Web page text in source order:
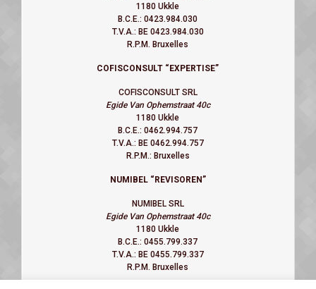
1180 Ukkle
B.C.E.: 0423.984.030
T.V.A.: BE 0423.984.030
R.P.M. Bruxelles
COFISCONSULT “EXPERTISE”
COFISCONSULT SRL
Egide Van Ophemstraat 40c
1180 Ukkle
B.C.E.: 0462.994.757
T.V.A.: BE 0462.994.757
R.P.M.: Bruxelles
NUMIBEL “REVISOREN”
NUMIBEL SRL
Egide Van Ophemstraat 40c
1180 Ukkle
B.C.E.: 0455.799.337
T.V.A.: BE 0455.799.337
R.P.M. Bruxelles